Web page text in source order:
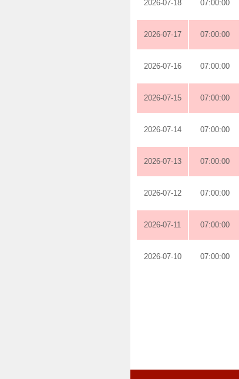
2026-07-18 07:00:00
2026-07-17 07:00:00
2026-07-16 07:00:00
2026-07-15 07:00:00
2026-07-14 07:00:00
2026-07-13 07:00:00
2026-07-12 07:00:00
2026-07-11 07:00:00
2026-07-10 07:00:00